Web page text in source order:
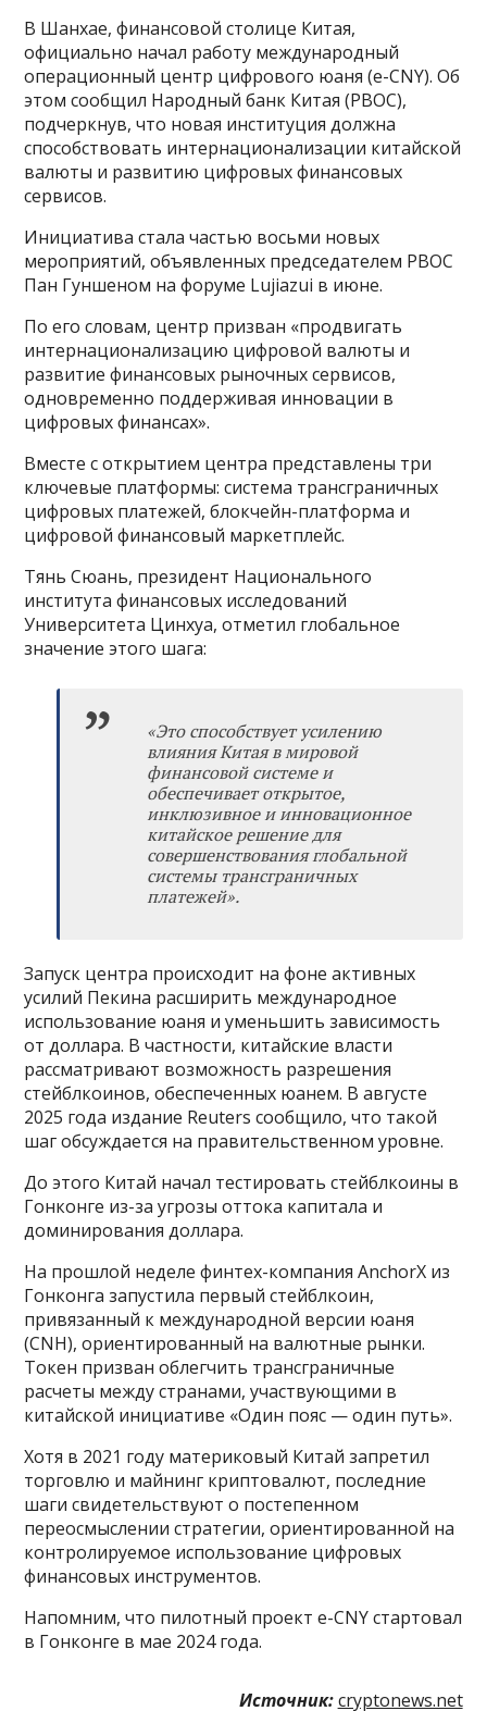
В Шанхае, финансовой столице Китая,
официально начал работу международный
операционный центр цифрового юаня (e-CNY). Об
этом сообщил Народный банк Китая (PBOC),
подчеркнув, что новая институция должна
способствовать интернационализации китайской
валюты и развитию цифровых финансовых
сервисов.
Инициатива стала частью восьми новых
мероприятий, объявленных председателем PBOC
Пан Гуншеном на форуме Lujiazui в июне.
По его словам, центр призван «продвигать
интернационализацию цифровой валюты и
развитие финансовых рыночных сервисов,
одновременно поддерживая инновации в
цифровых финансах».
Вместе с открытием центра представлены три
ключевые платформы: система трансграничных
цифровых платежей, блокчейн-платформа и
цифровой финансовый маркетплейс.
Тянь Сюань, президент Национального
института финансовых исследований
Университета Цинхуа, отметил глобальное
значение этого шага:
«Это способствует усилению
влияния Китая в мировой
финансовой системе и
обеспечивает открытое,
инклюзивное и инновационное
китайское решение для
совершенствования глобальной
системы трансграничных
платежей».
Запуск центра происходит на фоне активных
усилий Пекина расширить международное
использование юаня и уменьшить зависимость
от доллара. В частности, китайские власти
рассматривают возможность разрешения
стейблкоинов, обеспеченных юанем. В августе
2025 года издание Reuters сообщило, что такой
шаг обсуждается на правительственном уровне.
До этого Китай начал тестировать стейблкоины в
Гонконге из-за угрозы оттока капитала и
доминирования доллара.
На прошлой неделе финтех-компания AnchorX из
Гонконга запустила первый стейблкоин,
привязанный к международной версии юаня
(CNH), ориентированный на валютные рынки.
Токен призван облегчить трансграничные
расчеты между странами, участвующими в
китайской инициативе «Один пояс — один путь».
Хотя в 2021 году материковый Китай запретил
торговлю и майнинг криптовалют, последние
шаги свидетельствуют о постепенном
переосмыслении стратегии, ориентированной на
контролируемое использование цифровых
финансовых инструментов.
Напомним, что пилотный проект e-CNY стартовал
в Гонконге в мае 2024 года.
Источник: cryptonews.net